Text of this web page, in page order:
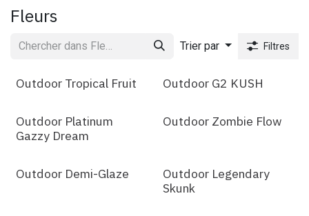
Fleurs
Trier par Filtres
Outdoor Tropical Fruit Outdoor G2 KUSH
Outdoor Platinum
Gazzy Dream
Outdoor Zombie Flow
Outdoor Demi-Glaze
Outdoor Legendary
Skunk